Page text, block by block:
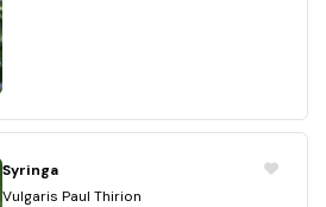
Syringa
Vulgaris Paul Thirion